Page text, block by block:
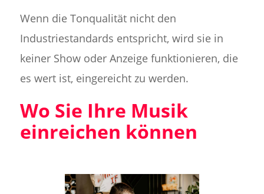
Wenn die Tonqualität nicht den
Industriestandards entspricht, wird sie in
keiner Show oder Anzeige funktionieren, die
es wert ist, eingereicht zu werden.
Wo Sie Ihre Musik
einreichen können